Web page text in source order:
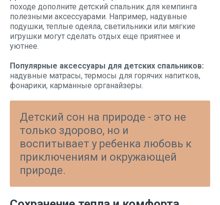
походе дополните детский спальник для кемпинга
полезными аксессуарами. Например, надувные
подушки, теплые одеяла, светильники или мягкие
игрушки могут сделать отдых еще приятнее и
уютнее.
Популярные аксессуары для детских спальников:
надувные матрасы, термосы для горячих напитков,
фонарики, карманные органайзеры.
Детский сон на природе - это не
только здорово, но и
воспитывает у ребенка любовь к
приключениям и окружающей
природе.